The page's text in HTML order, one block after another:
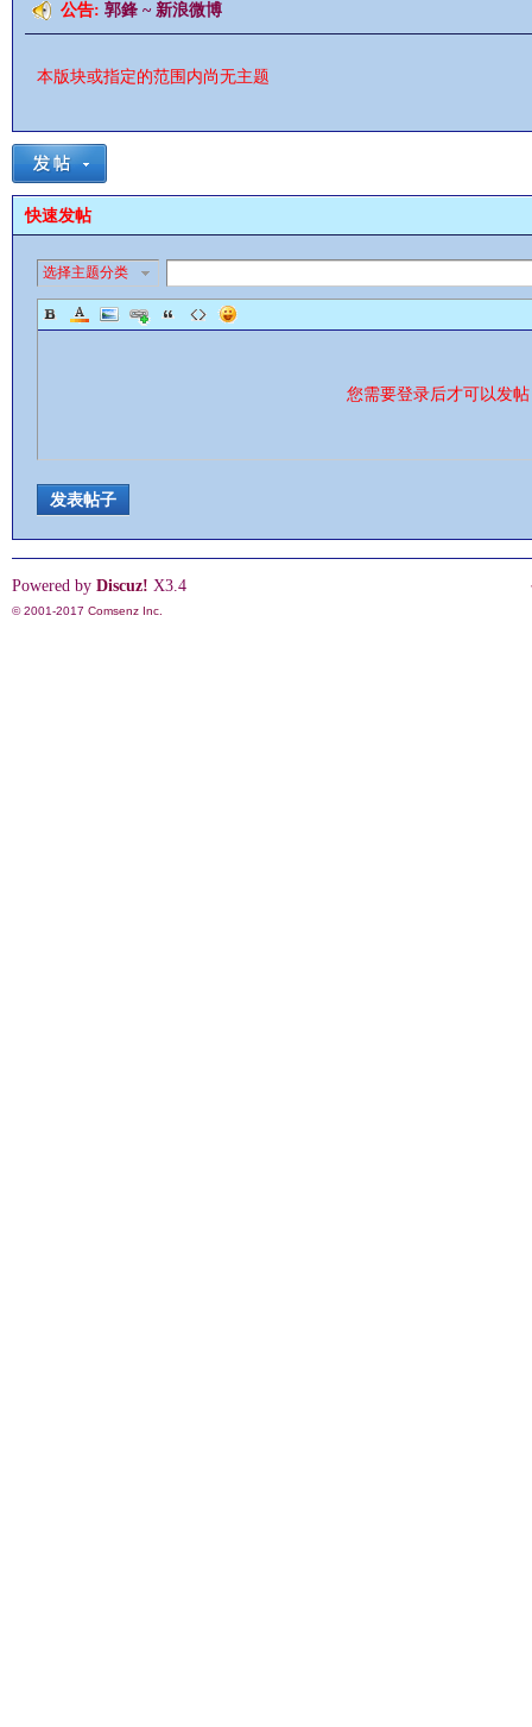
公告: 郭鋒 ~ 新浪微博
本版块或指定的范围内尚无主题
快速发帖
选择主题分类
您需要登录后才可以发
发表帖子
Powered by Discuz! X3.4
© 2001-2017 Comsenz Inc.